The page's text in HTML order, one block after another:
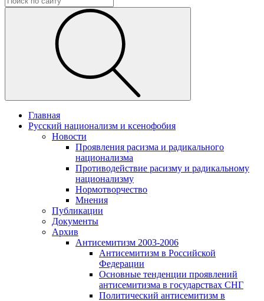
Главная
Русский национализм и ксенофобия
Новости
Проявления расизма и радикального
национализма
Противодействие расизму и радикальному
национализму
Нормотворчество
Мнения
Публикации
Документы
Архив
Антисемитизм 2003-2006
Антисемитизм в Российской
Федерации
Основные тенденции проявлений
антисемитизма в государствах СНГ
Политический антисемитизм в